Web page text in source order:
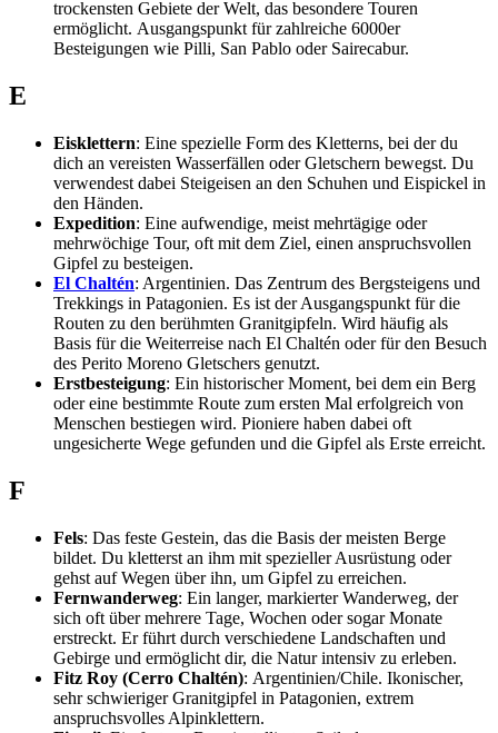
trockensten Gebiete der Welt, das besondere Touren
ermöglicht. Ausgangspunkt für zahlreiche 6000er
Besteigungen wie Pilli, San Pablo oder Sairecabur.
E
Eisklettern: Eine spezielle Form des Kletterns, bei der du
dich an vereisten Wasserfällen oder Gletschern bewegst. Du
verwendest dabei Steigeisen an den Schuhen und Eispickel in
den Händen.
Expedition: Eine aufwendige, meist mehrtägige oder
mehrwöchige Tour, oft mit dem Ziel, einen anspruchsvollen
Gipfel zu besteigen.
El Chaltén: Argentinien. Das Zentrum des Bergsteigens und
Trekkings in Patagonien. Es ist der Ausgangspunkt für die
Routen zu den berühmten Granitgipfeln. Wird häufig als
Basis für die Weiterreise nach El Chaltén oder für den Besuch
des Perito Moreno Gletschers genutzt.
Erstbesteigung: Ein historischer Moment, bei dem ein Berg
oder eine bestimmte Route zum ersten Mal erfolgreich von
Menschen bestiegen wird. Pioniere haben dabei oft
ungesicherte Wege gefunden und die Gipfel als Erste erreicht.
F
Fels: Das feste Gestein, das die Basis der meisten Berge
bildet. Du kletterst an ihm mit spezieller Ausrüstung oder
gehst auf Wegen über ihn, um Gipfel zu erreichen.
Fernwanderweg: Ein langer, markierter Wanderweg, der
sich oft über mehrere Tage, Wochen oder sogar Monate
erstreckt. Er führt durch verschiedene Landschaften und
Gebirge und ermöglicht dir, die Natur intensiv zu erleben.
Fitz Roy (Cerro Chaltén): Argentinien/Chile. Ikonischer,
sehr schwieriger Granitgipfel in Patagonien, extrem
anspruchsvolles Alpinklettern.